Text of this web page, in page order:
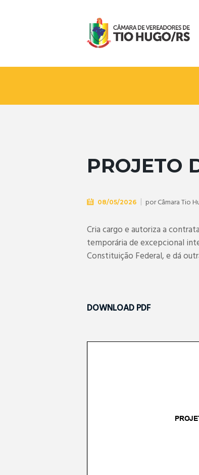
PROJETO
08/05/2026 porCâmara Tio
Cria cargo e autoriza a
temporária de excepcional
Constituição Federal, e dá
DOWNLOAD PDF